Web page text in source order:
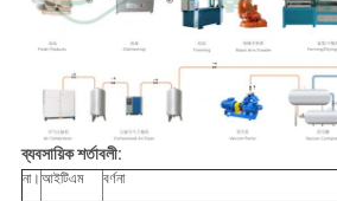
ব্যবসায়িক শর্তাবলী:
না। আইটিএম
বর্ণনা